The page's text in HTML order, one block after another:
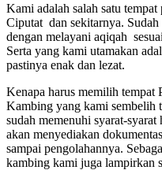
Kami adalah salah satu
Ciputat dan sekitarnya.
dengan melayani aqiqah
Serta yang kami utamakan
pastinya enak dan lezat.
Kenapa harus memilih tempat
Kambing yang kami sembelih
sudah memenuhi syarat-
akan menyediakan
sampai pengolahannya.
kambing kami juga lampirkan